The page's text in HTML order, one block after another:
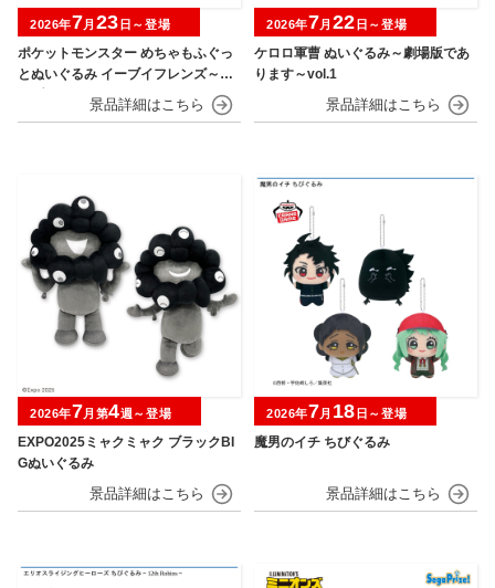
ポケットモンスター めちゃもふぐっ
とぬいぐるみ イーブイフレンズ～イ
ーブイ～おひるねver.
2026年7月 23 日～登場
ケロロ軍曹 ぬいぐるみ～劇場版であ
ります～vol.1
2026年7月 22 日～登場
EXPO2025ミャクミャク ブラックBI
Gぬいぐるみ
2026年7月第4週～登場
魔男のイチ ちびぐるみ
2026年7月 18 日～登場